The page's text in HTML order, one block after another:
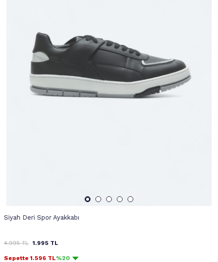
Siyah Deri Spor Ayakkabı
4.995TL 1.995 TL
Sepette 1.596 TL%20